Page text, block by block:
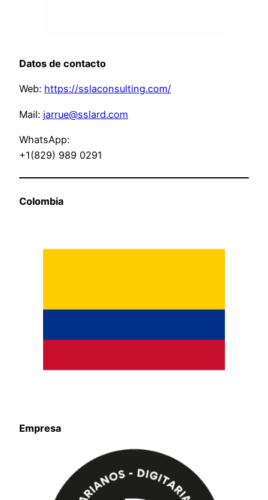
Datos de contacto
Web: https://sslaconsulting.com/
Mail: jarrue@sslard.com
WhatsApp:
+1(829) 989 0291
Colombia
Empresa